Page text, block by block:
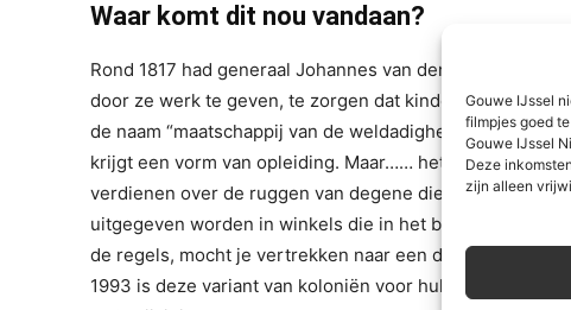
Gouwe IJssel
filmpjes goed
Gouwe IJssel
Deze
zijn alleen
Waar komt dit nou vandaan?
Rond 1817 had generaal Johannes van den Bosch het
door ze werk te geven, te zorgen dat kinderen naar
de naam “maatschappij van de weldadigheid”. Prachtig
krijgt een vorm van opleiding. Maar…… het was niets
verdienen over de ruggen van degene die het al zwaar
uitgegeven worden in winkels die in het bezit waren van
de regels, mocht je vertrekken naar een dwangkolonie
1993 is deze variant van koloniën voor hulp bij armoede